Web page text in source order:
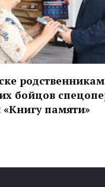
родственникам
бойцов
«Книгу памяти»